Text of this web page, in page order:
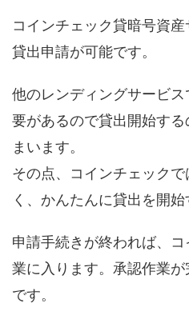
コインチェック貸暗号資
貸出申請が可能です。
他のレンディングサービ
要があるので貸出開始す
まいます。
その点、コインチェック
く、かんたんに貸出を開始
申請手続きが終われば、
業に入ります。承認作業
です。